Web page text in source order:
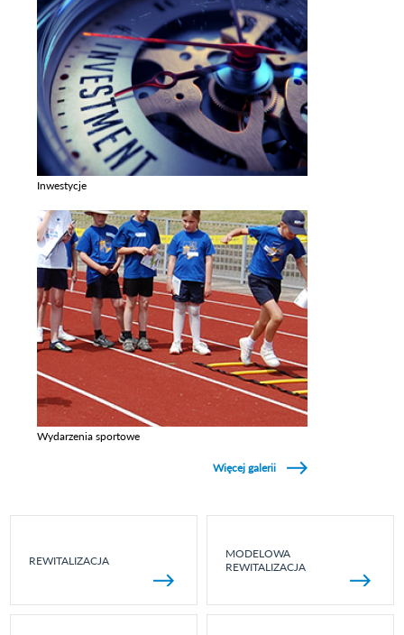
Inwestycje
Wydarzenia sportowe
Więcej galerii
REWITALIZACJA
MODELOWA
REWITALIZACJA